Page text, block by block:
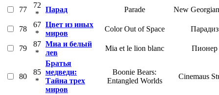
77
72
*
Парад Parade New
78
67
*
Цвет из иных
миров
Color Out of Space Парадиз
79
87
*
Миа и белый
лев
Mia et le lion blanc Пионер
80
85
*
Братья
медведи:
Тайна трех
миров
Boonie Bears:
Entangled Worlds
Cinemaus